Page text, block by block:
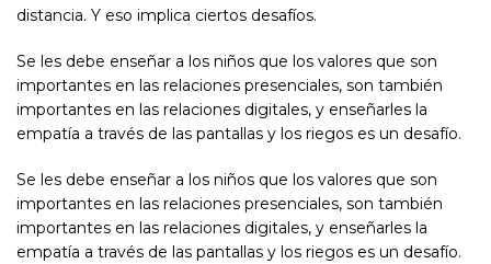
distancia. Y eso implica ciertos desafíos.
Se les debe enseñar a los niños que los valores que son
importantes en las relaciones presenciales, son también
importantes en las relaciones digitales, y enseñarles la
empatía a través de las pantallas y los riegos es un desafío.
Se les debe enseñar a los niños que los valores que son
importantes en las relaciones presenciales, son también
importantes en las relaciones digitales, y enseñarles la
empatía a través de las pantallas y los riegos es un desafío.